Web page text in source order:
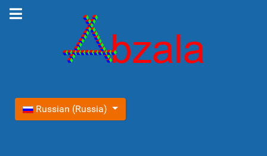
Выберите язык
Russian (Russia)